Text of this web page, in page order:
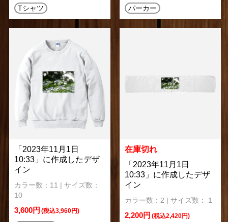
Tシャツ パーカー
「2023年11月1日
10:33」に作成したデザ
イン
カラー数：11 | サイズ数：
10
3,600円 (税込3,960円)
在庫切れ
「2023年11月1日
10:33」に作成したデザ
イン
カラー数：2 | サイズ数： 1
2,200円 (税込2,420円)